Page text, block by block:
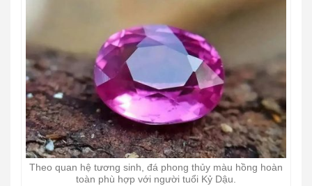
Theo quan hệ tương sinh, đá phong thủy màu hồng hoàn
toàn phù hợp với người tuổi Kỷ Dậu.